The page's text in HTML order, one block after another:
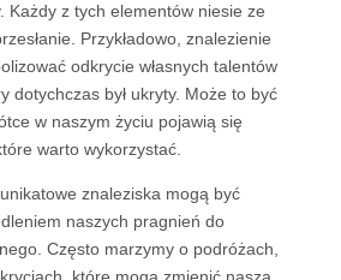
Każdy z tych elementów niesie ze
Przykładowo, znalezienie
odkrycie własnych talentów
dotychczas był ukryty. Może to być
w naszym życiu pojawią się
warto wykorzystać.
znaleziska mogą być
naszych pragnień do
Często marzymy o podróżach,